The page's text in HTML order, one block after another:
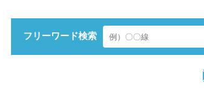
フリーワード検索